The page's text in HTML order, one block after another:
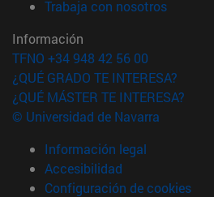
Trabaja con nosotros(abre
Información
TFNO +34 948 42 56 00
¿QUÉ GRADO TE INTERESA?
¿QUÉ MÁSTER TE INTERESA?
© Universidad de Navarra
Información legal
Accesibilidad
Configuración de cookies